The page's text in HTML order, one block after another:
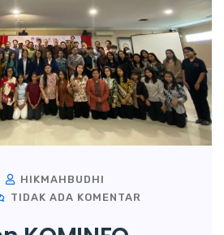
HIKMAHBUDHI
TIDAK ADA KOMENTAR